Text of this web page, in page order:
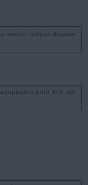
sesión extraordinaria
pola XGL na